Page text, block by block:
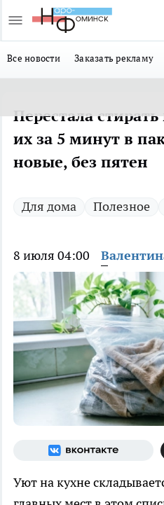
Все новости Заказать рекламу
Перестала
их за 5 минут в
новые, без пятен
Для дома Полезное
8 июля 04:00
Уют на кухне